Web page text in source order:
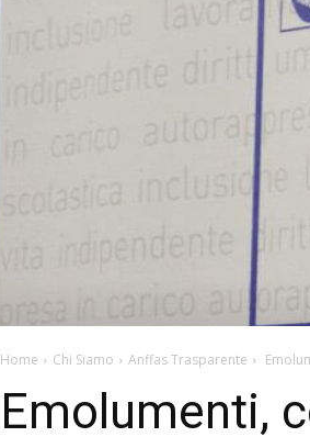
Home Chi Siamo Anffas Trasparente
Emolumenti,